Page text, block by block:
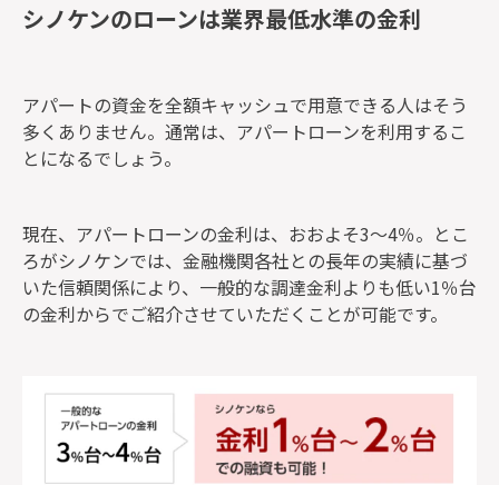
シノケンのローンは業界最低水準の金利
アパートの資金を全額キャッシュで用意できる人はそう
多くありません。通常は、アパートローンを利用するこ
とになるでしょう。
現在、アパートローンの金利は、おおよそ3〜4％。とこ
ろがシノケンでは、金融機関各社との長年の実績に基づ
いた信頼関係により、一般的な調達金利よりも低い1％台
の金利からでご紹介させていただくことが可能です。